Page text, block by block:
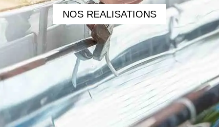
NOS REALISATIONS